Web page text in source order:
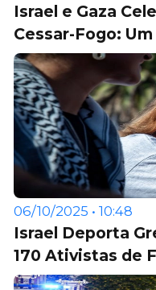
Israel e Gaza
Cessar-Fogo:
06/10/2025 • 10:48
Israel Deporta
170 Ativistas de